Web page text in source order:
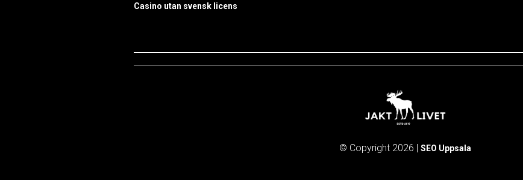
Casino utan svensk licens
© Copyright 2026 | SEO Uppsala